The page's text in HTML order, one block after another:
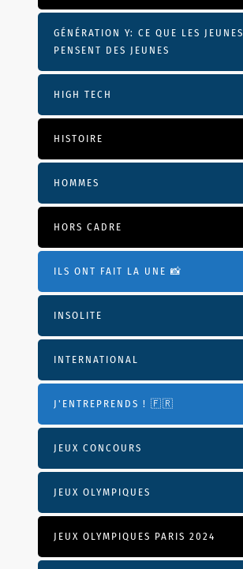
GÉNÉRATION Y: CE QUE LES JEUNES
PENSENT DES JEUNES
HIGH TECH
HISTOIRE
HOMMES
HORS CADRE
ILS ONT FAIT LA UNE 📸
INSOLITE
INTERNATIONAL
J'ENTREPRENDS ! 🇫🇷
JEUX CONCOURS
JEUX OLYMPIQUES
JEUX OLYMPIQUES PARIS 2024